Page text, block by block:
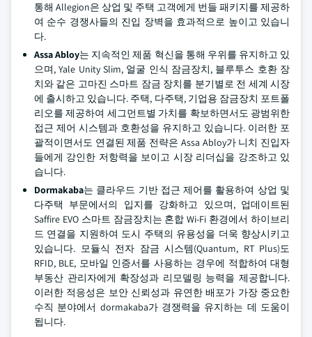
통해 Allegion은 상업 및 주택 고객에게 번들 패키지를 제공하
여 순수 경쟁사들의 진입 장벽을 효과적으로 높이고 있습니
다.
Assa Abloy는 지속적인 제품 혁신을 통해 우위를 유지하고 있
으며, Yale Unity Slim, 얼굴 인식 잠금장치, 블루투스 호환 장
치와 같은 고마진 스마트 잠금 장치를 분기별로 전 세계 시장
에 출시하고 있습니다. 주택, 다주택, 기업용 잠금장치 포트폴
리오를 제공하여 세그먼트별 가치를 확보하면서도 광범위한
접근 제어 시스템과 호환성을 유지하고 있습니다. 이러한 포
괄적이면서도 연결된 제품 전략은 Assa Abloy가 니치 진입자
들에게 강인한 저항력을 보이고 시장 리더십을 강조하고 있
습니다.
Dormakaba는 클라우드 기반 접근 제어를 활용하여 상업 및
다주택 부문에서의 입지를 강화하고 있으며, 업데이트된
Saffire EVO 스마트 잠금장치는 혼합 Wi-Fi 환경에서 하이브리
드 연결을 지원하여 도시 주택의 유용성을 더욱 향상시키고
있습니다. 모듈식 전자 잠금 시스템(Quantum, RT Plus)도
RFID, BLE, 모바일 인증서를 사용하는 경우에 적합하여 대형
부동산 관리자에게 확장성과 리모델링 능력을 제공합니다.
이러한 적응성은 보안 신뢰성과 유연한 배포가 가장 중요한
수직 분야에서 dormakaba가 경쟁력을 유지하는 데 도움이
됩니다.